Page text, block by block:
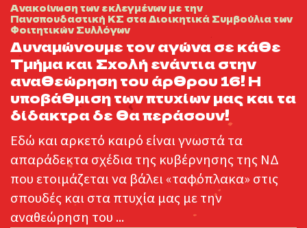
Ανακοίνωση των εκλεγμένων με την
Πανσπουδαστική ΚΣ στα Διοικητικά Συμβούλια των
Φοιτητικών Συλλόγων:
Δυναμώνουμε τον αγώνα σε κάθε
Τμήμα και Σχολή ενάντια στην
αναθεώρηση του άρθρου 16! Η
υποβάθμιση των πτυχίων μας και τα
δίδακτρα δε θα περάσουν!
Εδώ και αρκετό καιρό είναι γνωστά τα
απαράδεκτα σχέδια της κυβέρνησης της ΝΔ
που ετοιμάζεται να βάλει «ταφόπλακα» στις
σπουδές και στα πτυχία μας με την
αναθεώρηση του ...